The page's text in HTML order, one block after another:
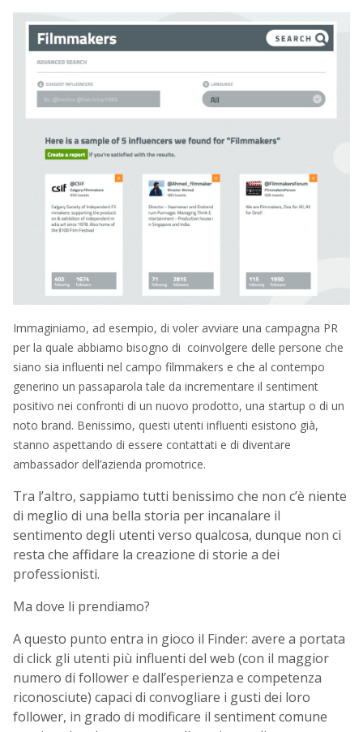
Immaginiamo, ad esempio, di voler avviare una campagna PR
per la quale abbiamo bisogno di coinvolgere delle persone che
siano sia influenti nel campo filmmakers e che al contempo
generino un passaparola tale da incrementare il sentiment
positivo nei confronti di un nuovo prodotto, una startup o di un
noto brand. Benissimo, questi utenti influenti esistono già,
stanno aspettando di essere contattati e di diventare
ambassador dell’azienda promotrice.
Tra l’altro, sappiamo tutti benissimo che non c’è niente
di meglio di una bella storia per incanalare il
sentimento degli utenti verso qualcosa, dunque non ci
resta che affidare la creazione di storie a dei
professionisti.
Ma dove li prendiamo?
A questo punto entra in gioco il Finder: avere a portata
di click gli utenti più influenti del web (con il maggior
numero di follower e dall’esperienza e competenza
riconosciute) capaci di convogliare i gusti dei loro
follower, in grado di modificare il sentiment comune